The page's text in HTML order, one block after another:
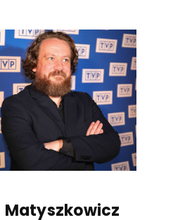
Matyszkowicz